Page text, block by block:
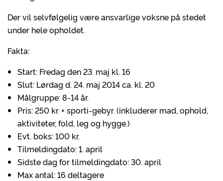
Der vil selvfølgelig være ansvarlige voksne på stedet
under hele opholdet.
Fakta:
Start: Fredag den 23. maj kl. 16
Slut: Lørdag d. 24. maj 2014 ca. kl. 20
Målgruppe: 8-14 år.
Pris: 250 kr. + sporti-gebyr. (inkluderer mad, ophold,
aktiviteter, fold, leg og hygge.)
Evt. boks: 100 kr.
Tilmeldingdato: 1. april
Sidste dag for tilmeldingdato: 30. april
Max antal: 16 deltagere